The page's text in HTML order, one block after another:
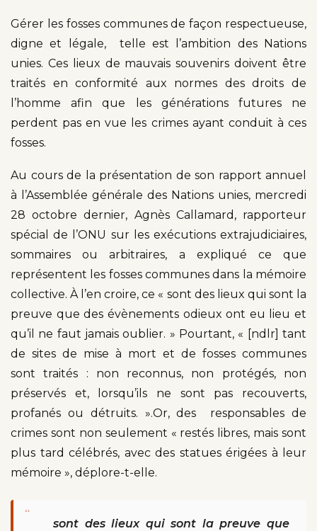
Gérer les fosses communes de façon respectueuse,
digne et légale, telle est l’ambition des Nations
unies. Ces lieux de mauvais souvenirs doivent être
traités en conformité aux normes des droits de
l’homme afin que les générations futures ne
perdent pas en vue les crimes ayant conduit à ces
fosses.
Au cours de la présentation de son rapport annuel
à l’Assemblée générale des Nations unies, mercredi
28 octobre dernier, Agnès Callamard, rapporteur
spécial de l’ONU sur les exécutions extrajudiciaires,
sommaires ou arbitraires, a expliqué ce que
représentent les fosses communes dans la mémoire
collective. À l’en croire, ce « sont des lieux qui sont la
preuve que des évènements odieux ont eu lieu et
qu’il ne faut jamais oublier. » Pourtant, « [ndlr] tant
de sites de mise à mort et de fosses communes
sont traités : non reconnus, non protégés, non
préservés et, lorsqu’ils ne sont pas recouverts,
profanés ou détruits. ».Or, des responsables de
crimes sont non seulement « restés libres, mais sont
plus tard célébrés, avec des statues érigées à leur
mémoire », déplore-t-elle.
“
sont des lieux qui sont la preuve que